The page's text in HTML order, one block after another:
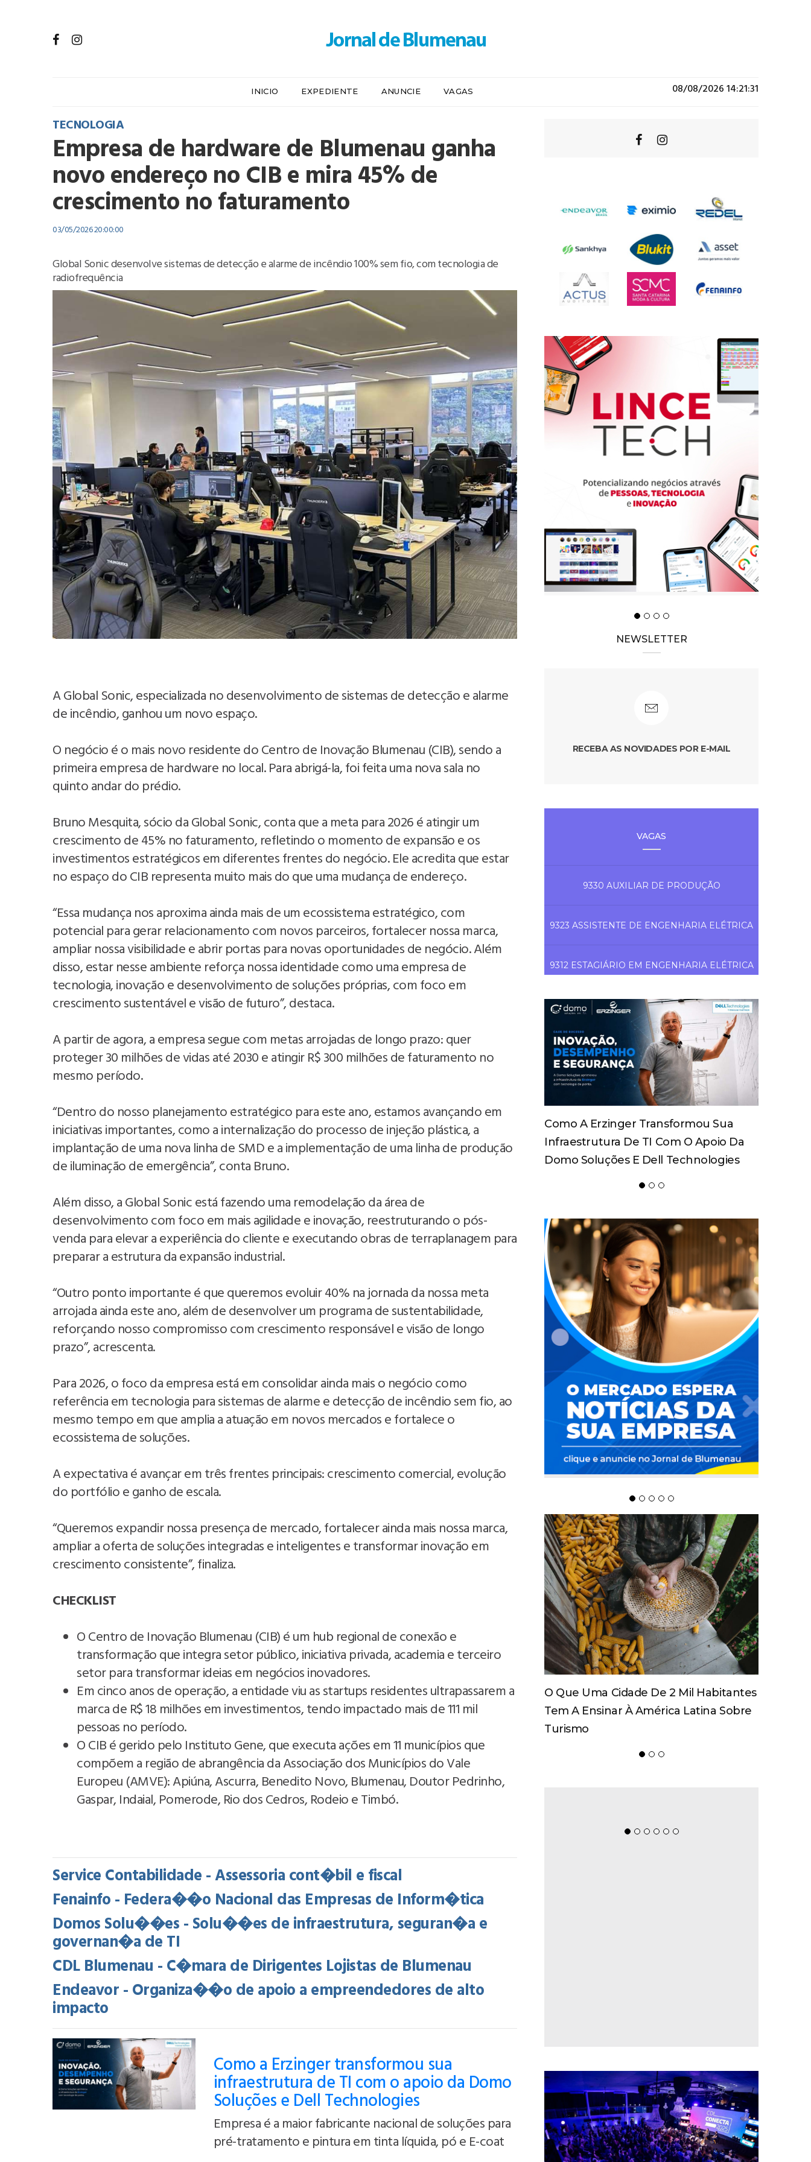
INICIO EXPEDIENTE ANUNCIE VAGAS 08/08/2026 14:21:31
TECNOLOGIA
Empresa de hardware de Blumenau ganha
novo endereço no CIB e mira 45% de
crescimento no faturamento
03/05/2026 20:00:00
Global Sonic desenvolve sistemas de detecção e alarme de incêndio 100% sem fio, com tecnologia de
radiofrequência
A Global Sonic, especializada no desenvolvimento de sistemas de detecção e alarme
de incêndio, ganhou um novo espaço.
O negócio é o mais novo residente do Centro de Inovação Blumenau (CIB), sendo a
primeira empresa de hardware no local. Para abrigá-la, foi feita uma nova sala no
quinto andar do prédio.
Bruno Mesquita, sócio da Global Sonic, conta que a meta para 2026 é atingir um
crescimento de 45% no faturamento, refletindo o momento de expansão e os
investimentos estratégicos em diferentes frentes do negócio. Ele acredita que estar
no espaço do CIB representa muito mais do que uma mudança de endereço.
“Essa mudança nos aproxima ainda mais de um ecossistema estratégico, com
potencial para gerar relacionamento com novos parceiros, fortalecer nossa marca,
ampliar nossa visibilidade e abrir portas para novas oportunidades de negócio. Além
disso, estar nesse ambiente reforça nossa identidade como uma empresa de
tecnologia, inovação e desenvolvimento de soluções próprias, com foco em
crescimento sustentável e visão de futuro”, destaca.
A partir de agora, a empresa segue com metas arrojadas de longo prazo: quer
proteger 30 milhões de vidas até 2030 e atingir R$ 300 milhões de faturamento no
mesmo período.
“Dentro do nosso planejamento estratégico para este ano, estamos avançando em
iniciativas importantes, como a internalização do processo de injeção plástica, a
implantação de uma nova linha de SMD e a implementação de uma linha de produção
de iluminação de emergência”, conta Bruno.
Além disso, a Global Sonic está fazendo uma remodelação da área de
desenvolvimento com foco em mais agilidade e inovação, reestruturando o pós-
venda para elevar a experiência do cliente e executando obras de terraplanagem para
preparar a estrutura da expansão industrial.
“Outro ponto importante é que queremos evoluir 40% na jornada da nossa meta
arrojada ainda este ano, além de desenvolver um programa de sustentabilidade,
reforçando nosso compromisso com crescimento responsável e visão de longo
prazo”, acrescenta.
Para 2026, o foco da empresa está em consolidar ainda mais o negócio como
referência em tecnologia para sistemas de alarme e detecção de incêndio sem fio, ao
mesmo tempo em que amplia a atuação em novos mercados e fortalece o
ecossistema de soluções.
A expectativa é avançar em três frentes principais: crescimento comercial, evolução
do portfólio e ganho de escala.
“Queremos expandir nossa presença de mercado, fortalecer ainda mais nossa marca,
ampliar a oferta de soluções integradas e inteligentes e transformar inovação em
crescimento consistente”, finaliza.
CHECKLIST
O Centro de Inovação Blumenau (CIB) é um hub regional de conexão e
transformação que integra setor público, iniciativa privada, academia e terceiro
setor para transformar ideias em negócios inovadores.
Em cinco anos de operação, a entidade viu as startups residentes ultrapassarem a
marca de R$ 18 milhões em investimentos, tendo impactado mais de 111 mil
pessoas no período.
O CIB é gerido pelo Instituto Gene, que executa ações em 11 municípios que
compõem a região de abrangência da Associação dos Municípios do Vale
Europeu (AMVE): Apiúna, Ascurra, Benedito Novo, Blumenau, Doutor Pedrinho,
Gaspar, Indaial, Pomerode, Rio dos Cedros, Rodeio e Timbó.
Service Contabilidade - Assessoria cont�bil e fiscal
Fenainfo - Federa��o Nacional das Empresas de Inform�tica
Domos Solu��es - Solu��es de infraestrutura, seguran�a e
governan�a de TI
CDL Blumenau - C�mara de Dirigentes Lojistas de Blumenau
Endeavor - Organiza��o de apoio a empreendedores de alto
impacto
Como a Erzinger transformou sua
infraestrutura de TI com o apoio da Domo
Soluções e Dell Technologies
Empresa é a maior fabricante nacional de soluções para
pré-tratamento e pintura em tinta líquida, pó e E-coat
NEWSLETTER
RECEBA AS NOVIDADES POR E-MAIL
VAGAS
9330 AUXILIAR DE PRODUÇÃO
9323 ASSISTENTE DE ENGENHARIA ELÉTRICA
9312 ESTAGIÁRIO EM ENGENHARIA ELÉTRICA
Como A Erzinger Transformou Sua
Infraestrutura De TI Com O Apoio Da
Domo Soluções E Dell Technologies
O Que Uma Cidade De 2 Mil Habitantes
Tem A Ensinar À América Latina Sobre
Turismo